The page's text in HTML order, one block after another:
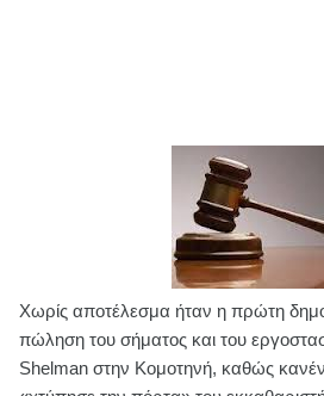
Χωρίς αποτέλεσμα ήταν η πρώτη
πώληση του σήματος και του
Shelman στην Κομοτηνή, καθώς